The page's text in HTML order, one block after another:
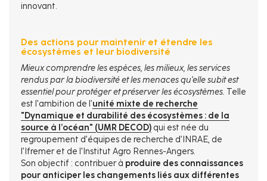
innovant.
Des actions pour maintenir et étendre les
écosystèmes et leur biodiversité
Mieux comprendre les espèces, les milieux, les services
rendus par la biodiversité et les menaces qu'elle subit est
essentiel pour protéger et préserver les écosystèmes. Telle
est l'ambition de l’unité mixte de recherche
"Dynamique et durabilité des écosystèmes : de la
source à l’océan" (UMR DECOD) qui est née du
regroupement d’équipes de recherche d’INRAE, de
l’Ifremer et de l'Institut Agro Rennes-Angers.
Son objectif : contribuer à produire des connaissances
pour anticiper les changements liés aux différentes